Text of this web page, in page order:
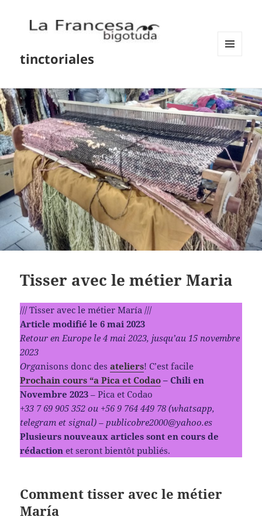
tinctoriales
Tisser avec le métier Maria
/// Tisser avec le métier María ///
Article modifié le 6 mai 2023
Retour en Europe le 4 mai 2023, jusqu’au 15 novembre
2023
Organisons donc desateliers! C’est facile
Prochain cours “a Pica et Codao – Chili en
Novembre 2023 – Pica et Codao
+33 7 69 905 352 ou +56 9 764 449 78 (whatsapp,
telegram et signal) – publicobre2000@yahoo.es
Plusieurs nouveaux articles sont en cours de
rédaction et seront bientôt publiés.
Comment tisser avec le métier
María